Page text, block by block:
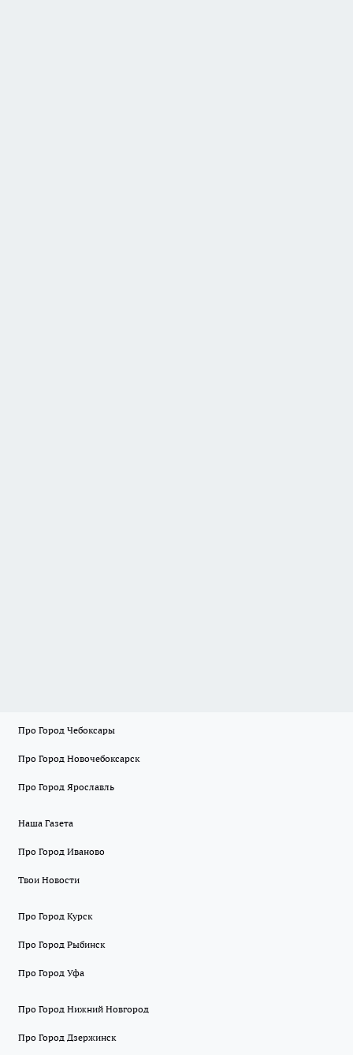
Про Город Чебоксары
Про Город Новочебоксарск
Про Город Ярославль
Наша Газета
Про Город Иваново
Твои Новости
Про Город Курск
Про Город Рыбинск
Про Город Уфа
Про Город Нижний Новгород
Про Город Дзержинск